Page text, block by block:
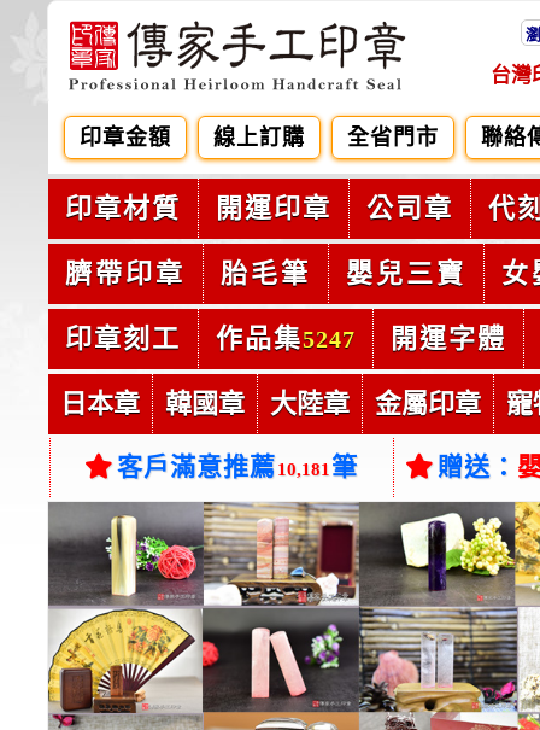
台灣
印章金額 線上訂購 全省門市 聯絡
印章材質 開運印章 公司章 代
臍帶印章 胎毛筆 嬰兒三寶 女
印章刻工 作品集5247 開運字體
日本章 韓國章 大陸章 金屬印章 寵
客戶滿意推薦10,181 筆 贈送：